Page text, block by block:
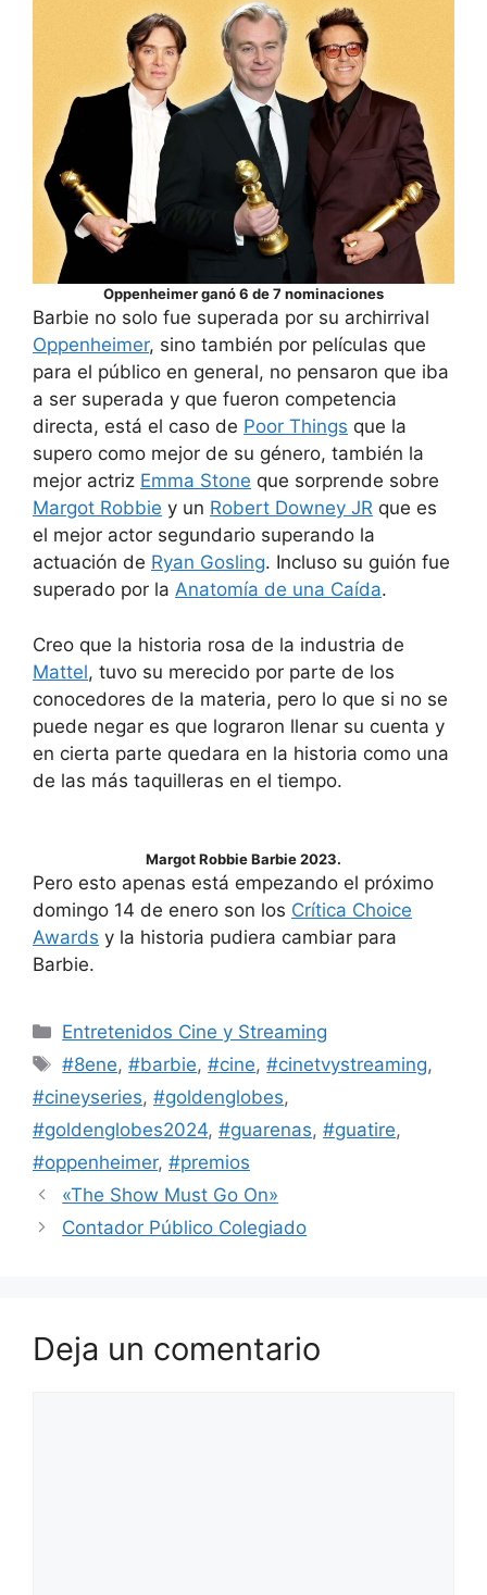
Oppenheimer ganó 6 de 7 nominaciones
Barbie no solo fue superada por su archirrival
Oppenheimer, sino también por películas que
para el público en general, no pensaron que iba
a ser superada y que fueron competencia
directa, está el caso de Poor Things que la
supero como mejor de su género, también la
mejor actriz Emma Stone que sorprende sobre
Margot Robbie y un Robert Downey JR que es
el mejor actor segundario superando la
actuación de Ryan Gosling. Incluso su guión fue
superado por la Anatomía de una Caída.
Creo que la historia rosa de la industria de
Mattel, tuvo su merecido por parte de los
conocedores de la materia, pero lo que si no se
puede negar es que lograron llenar su cuenta y
en cierta parte quedara en la historia como una
de las más taquilleras en el tiempo.
Margot Robbie Barbie 2023.
Pero esto apenas está empezando el próximo
domingo 14 de enero son los Crítica Choice
Awards y la historia pudiera cambiar para
Barbie.
Entretenidos Cine y Streaming
#8ene,#barbie,#cine,#cinetvystreaming,
#cineyseries, #goldenglobes,
#goldenglobes2024, #guarenas, #guatire,
#oppenheimer, #premios
«The Show Must Go On»
Contador Público Colegiado
Deja un comentario